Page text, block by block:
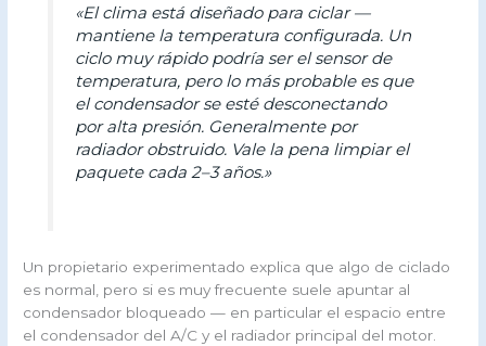
«El clima está diseñado para ciclar —
mantiene la temperatura configurada. Un
ciclo muy rápido podría ser el sensor de
temperatura, pero lo más probable es que
el condensador se esté desconectando
por alta presión. Generalmente por
radiador obstruido. Vale la pena limpiar el
paquete cada 2–3 años.»
Un propietario experimentado explica que algo de ciclado
es normal, pero si es muy frecuente suele apuntar al
condensador bloqueado — en particular el espacio entre
el condensador del A/C y el radiador principal del motor.